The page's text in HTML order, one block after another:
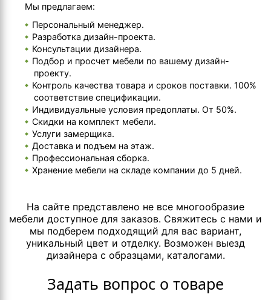
Мы предлагаем:
Персональный менеджер.
Разработка дизайн-проекта.
Консультации дизайнера.
Подбор и просчет мебели по вашему дизайн-
проекту.
Контроль качества товара и сроков поставки. 100%
соответствие спецификации.
Индивидуальные условия предоплаты. От 50%.
Скидки на комплект мебели.
Услуги замерщика.
Доставка и подъем на этаж.
Профессиональная сборка.
Хранение мебели на складе компании до 5 дней.
На сайте представлено не все многообразие
мебели доступное для заказов. Свяжитесь с нами и
мы подберем подходящий для вас вариант,
уникальный цвет и отделку. Возможен выезд
дизайнера с образцами, каталогами.
Задать вопрос о товаре